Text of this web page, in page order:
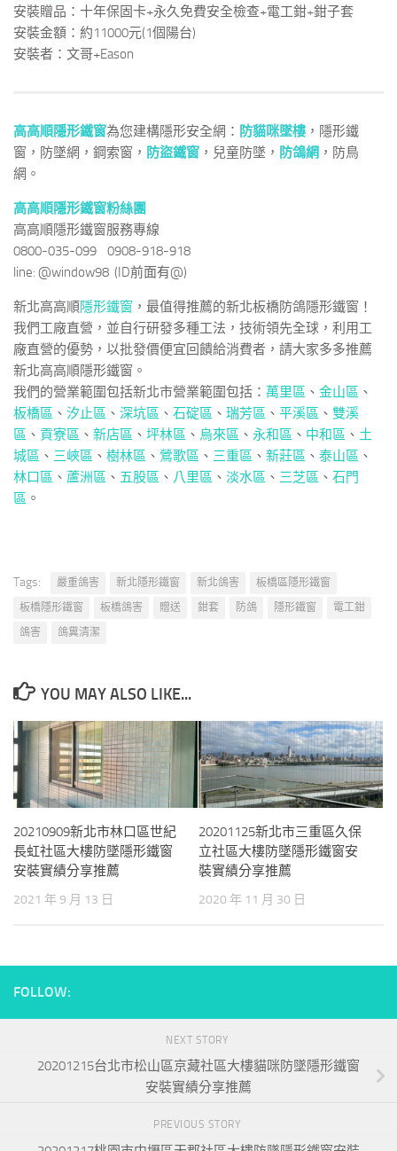
安裝贈品：十年保固卡+永久免費安全檢查+電工鉗+鉗子套
安裝金額：約11000元(1個陽台)
安裝者：文哥+Eason
高高順隱形鐵窗為您建構隱形安全網： 防貓咪墜樓 ，隱形鐵
窗，防墜網，鋼索窗， 防盜鐵窗 ，兒童防墜， 防鴿網 ，防鳥
網。
高高順隱形鐵窗粉絲團
高高順隱形鐵窗服務專線
0800-035-099 0908-918-918
line: @window98 (ID前面有@)
新北高高順隱形鐵窗 ，最值得推薦的新北板橋防鴿隱形鐵窗！
我們工廠直營，並自行研發多種工法，技術領先全球，利用工
廠直營的優勢，以批發價便宜回饋給消費者，請大家多多推薦
新北高高順隱形鐵窗。
我們的營業範圍包括新北市營業範圍包括： 萬里區 、 金山區 、
板橋區 、 汐止區 、 深坑區 、 石碇區 、 瑞芳區 、 平溪區 、 雙溪
區 、 貢寮區 、 新店區 、 坪林區 、 烏來區 、 永和區 、 中和區 、 土
城區 、 三峽區 、 樹林區 、 鶯歌區 、 三重區 、 新莊區 、 泰山區 、
林口區 、 蘆洲區 、 五股區 、 八里區 、 淡水區 、 三芝區 、 石門
區 。
Tags: 嚴重鴿害 新北隱形鐵窗 新北鴿害
板橋區隱形鐵窗
板橋隱形鐵窗
板橋鴿害 贈送 鉗套 防鴿 隱形鐵窗
電工鉗
鴿害
鴿糞清潔
YOU MAY ALSO LIKE...
20210909新北市林口區世紀
長虹社區大樓防墜隱形鐵窗
安裝實績分享推薦
2021 年 9 月 13 日
20201125新北市三重區久保
立社區大樓防墜隱形鐵窗安
裝實績分享推薦
2020 年 11 月 30 日
FOLLOW:
NEXT STORY
20201215台北市松山區京藏社區大樓貓咪防墜隱形鐵窗
安裝實績分享推薦
PREVIOUS STORY